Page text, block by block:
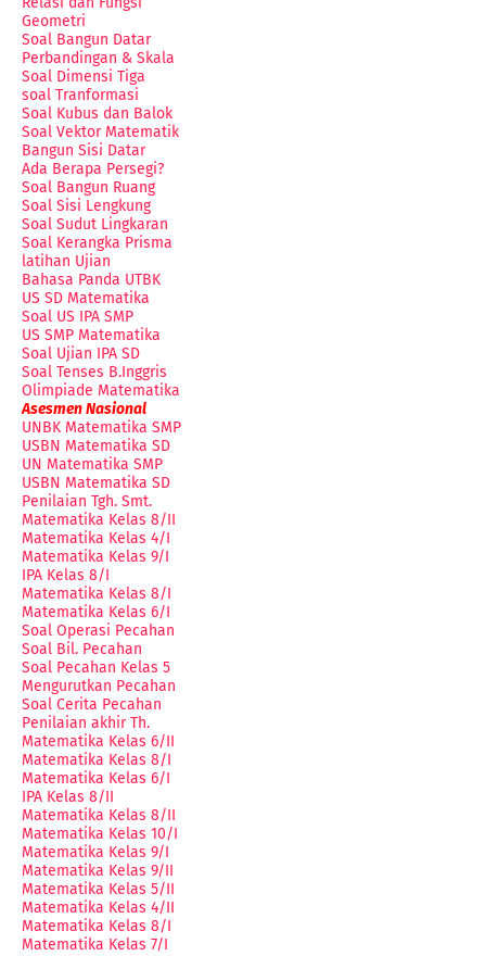
Geometri
Soal Bangun Datar
Perbandingan & Skala
Soal Dimensi Tiga
soal Tranformasi
Soal Kubus dan Balok
Soal Vektor Matematik
Bangun Sisi Datar
Ada Berapa Persegi?
Soal Bangun Ruang
Soal Sisi Lengkung
Soal Sudut Lingkaran
Soal Kerangka Prisma
latihan Ujian
Bahasa Panda UTBK
US SD Matematika
Soal US IPA SMP
US SMP Matematika
Soal Ujian IPA SD
Soal Tenses B.Inggris
Olimpiade Matematika
Asesmen Nasional
UNBK Matematika SMP
USBN Matematika SD
UN Matematika SMP
USBN Matematika SD
Penilaian Tgh. Smt.
Matematika Kelas 8/II
Matematika Kelas 4/I
Matematika Kelas 9/I
IPA Kelas 8/I
Matematika Kelas 8/I
Matematika Kelas 6/I
Soal Operasi Pecahan
Soal Bil. Pecahan
Soal Pecahan Kelas 5
Mengurutkan Pecahan
Soal Cerita Pecahan
Penilaian akhir Th.
Matematika Kelas 6/II
Matematika Kelas 8/I
Matematika Kelas 6/I
IPA Kelas 8/II
Matematika Kelas 8/II
Matematika Kelas 10/I
Matematika Kelas 9/I
Matematika Kelas 9/II
Matematika Kelas 5/II
Matematika Kelas 4/II
Matematika Kelas 8/I
Matematika Kelas 7/I